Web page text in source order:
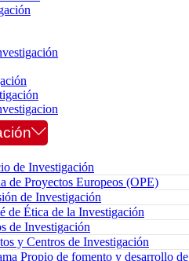
de Investigación
de Proyectos Europeos (OPE)
de Investigación
de Ética de la Investigación
de Investigación
y Centros de Investigación
Propio de fomento y desarrollo de